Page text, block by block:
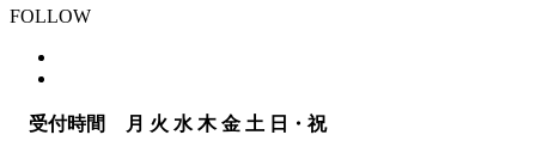
FOLLOW
受付時間 月 火 水 木 金 土 日・祝